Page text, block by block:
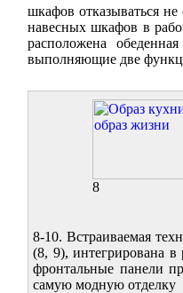
шкафов отказываться
навесных шкафов в
расположена
выполняющие две
8
8-10. Встраиваемая
(8, 9), интегрирована в
фронтальные панели
самую модную отделку